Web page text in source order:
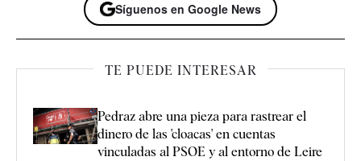
Síguenos en Google News
TE PUEDE INTERESAR
Pedraz abre una pieza para rastrear el
dinero de las 'cloacas' en cuentas
vinculadas al PSOE y al entorno de Leire